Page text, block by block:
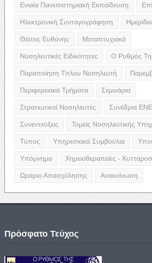
Ενιαία Πανεπιστημιακή Εκπαίδευση
Ηλεκτρονική Συνταγογράφηση
Θέσεις Ευθύνης Μεταπτυχιακά
Νοσηλευτικές Ειδικότητες Ο Ρυθμός
Παραποίηση Τίτλου Νοσηλευτή
Περιφερειακά Τμήματα Σεμινάρια
Στρατιωτικοί Νοσηλευτές Συνέδρια ΕΝΕ
Συνεντεύξεις Τομείς Νοσηλευτικής
Τύπος Υπηρεσιακά Συμβούλια
Υπόμνημα Χημειοθεραπείες -
Ωράριο Απασχόλησης Ανακοίνωση
Πρόσφατο Τεύχος